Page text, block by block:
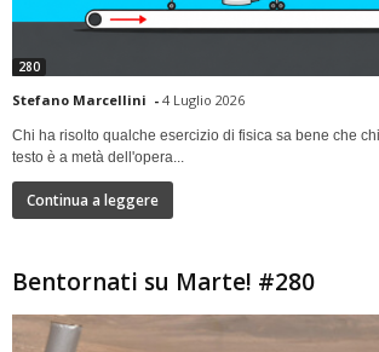
280
Stefano Marcellini - 4 Luglio 2026
Chi ha risolto qualche esercizio di fisica sa bene che
testo è a metà dell'opera...
Continua a leggere
Bentornati su Marte! #280